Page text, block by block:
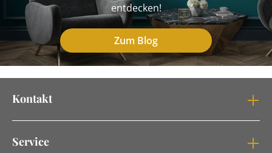
entdecken!
Zum Blog
Kontakt
Service